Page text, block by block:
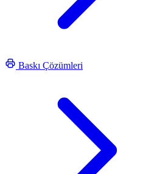
Baskı Çözümleri